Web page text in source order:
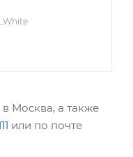
Москва, а также
или по почте